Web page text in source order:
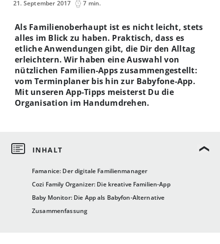
21. September 2017 7 min.
Famanice: Der digitale Familienmanager
Cozi Family Organizer: Die kreative Familien-App
Baby Monitor: Die App als Babyfon-Alternative
Zusammenfassung
Als Familienoberhaupt ist es nicht leicht, stets
alles im Blick zu haben. Praktisch, dass es
etliche Anwendungen gibt, die Dir den Alltag
erleichtern. Wir haben eine Auswahl von
nützlichen Familien-Apps zusammengestellt:
vom Terminplaner bis hin zur Babyfone-App.
Mit unseren App-Tipps meisterst Du die
Organisation im Handumdrehen.